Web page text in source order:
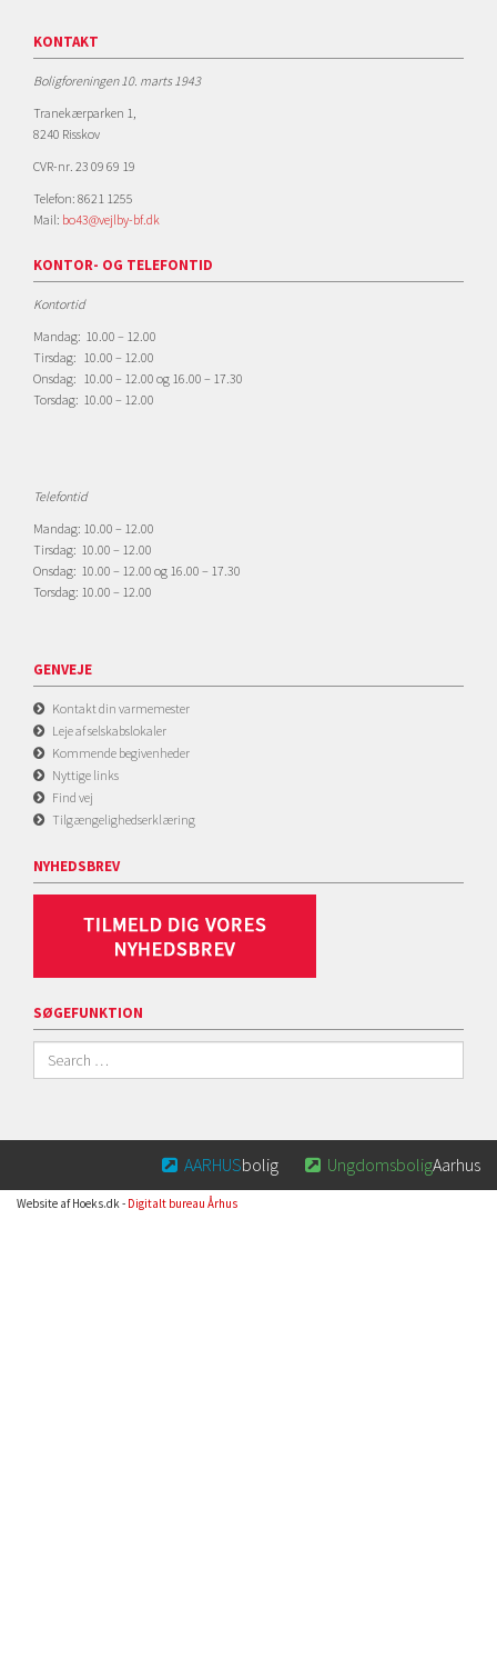
KONTAKT
Boligforeningen 10. marts 1943
Tranekærparken 1,
8240 Risskov
CVR-nr. 23 09 69 19
Telefon: 8621 1255
Mail: bo43@vejlby-bf.dk
KONTOR- OG TELEFONTID
Kontortid
Mandag: 10.00 – 12.00
Tirsdag: 10.00 – 12.00
Onsdag: 10.00 – 12.00 og 16.00 – 17.30
Torsdag: 10.00 – 12.00
Telefontid
Mandag: 10.00 – 12.00
Tirsdag: 10.00 – 12.00
Onsdag: 10.00 – 12.00 og 16.00 – 17.30
Torsdag: 10.00 – 12.00
GENVEJE
Kontakt din varmemester
Leje af selskabslokaler
Kommende begivenheder
Nyttige links
Find vej
Tilgængelighedserklæring
NYHEDSBREV
SØGEFUNKTION
 UngdomsboligAarhus
 AARHUSbolig
Website af Hoeks.dk - Digitalt bureau Århus